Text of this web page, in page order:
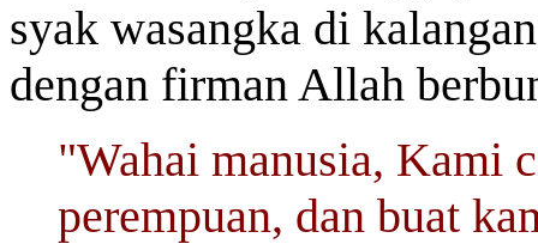
syak wasangka di
dengan firman Allah
"Wahai manusia, Kami
perempuan, dan buat